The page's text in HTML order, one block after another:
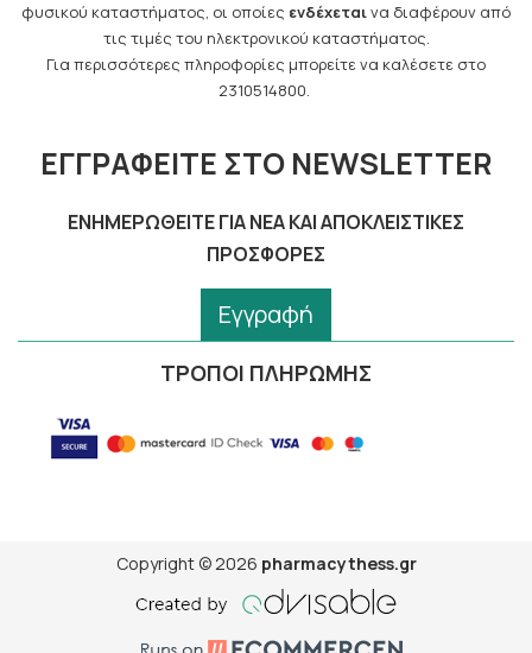
φυσικού καταστήματος, οι οποίες ενδέχεταινα διαφέρουν από
τις τιμές του ηλεκτρονικού καταστήματος.
Για περισσότερες πληροφορίες μπορείτε να καλέσετε στο
2310514800.
ΕΓΓΡΑΦΕΊΤΕ ΣΤΟ NEWSLETTER
ΕΝΗΜΕΡΩΘΕΊΤΕ ΓΙΑ ΝΈΑ ΚΑΙ ΑΠΟΚΛΕΙΣΤΙΚΈΣ
ΠΡΟΣΦΟΡΈΣ
Εγγραφή
ΤΡΟΠΟΙ ΠΛΗΡΩΜΗΣ
Copyright © 2026 pharmacythess.gr